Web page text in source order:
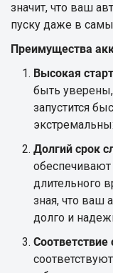
значит, что ваш
пуску даже в
Преимущества
Высокая
быть
запустится
Долгий срок
длительного
зная, что ваш
долго и
Соответствие